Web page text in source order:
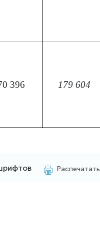
396 179 604
Распечатать